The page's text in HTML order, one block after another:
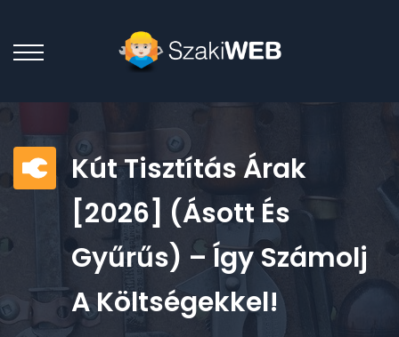
Kút Tisztítás Árak
[2026] (Ásott És
Gyűrűs) – Így Számolj
A Költségekkel!